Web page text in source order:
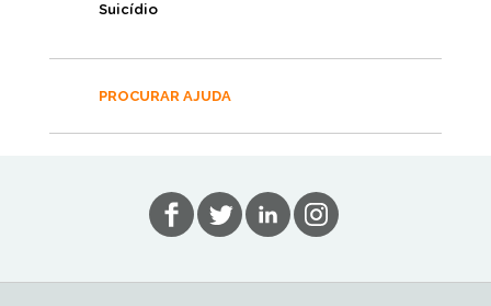
Suicídio
PROCURAR AJUDA